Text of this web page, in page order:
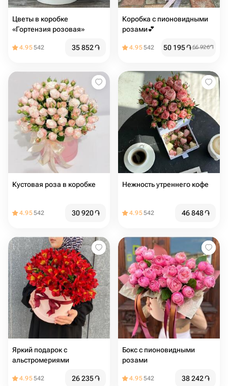
Цветы в коробке
«Гортензия розовая»
4.95542 35 852֏
Коробка с пионовидными
розами💕
4.95542 50 195֏66 926֏
Кустовая роза в коробке
4.95542 30 920֏
Нежность утреннего кофе
4.95542 46 848֏
Яркий подарок с
альстромериями
4.95542 26 235֏
Бокс с пионовидными
розами
4.95542 38 242֏